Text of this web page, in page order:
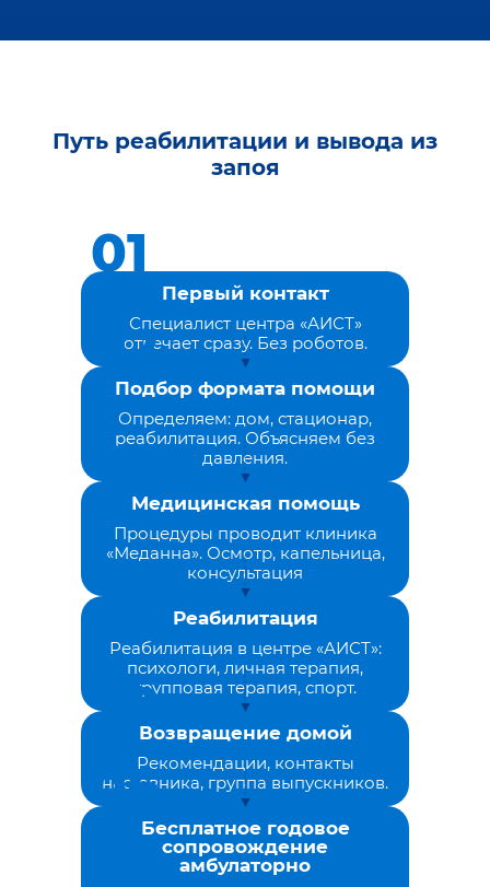
Путь реабилитации и вывода из
запоя
Первый контакт
Специалист центра «АИСТ»
отвечает сразу. Без роботов.
Подбор формата помощи
Определяем: дом, стационар,
реабилитация. Объясняем без
давления.
Медицинская помощь
Процедуры проводит клиника
«Меданна». Осмотр, капельница,
консультация
Реабилитация
Реабилитация в центре «АИСТ»:
психологи, личная терапия,
групповая терапия, спорт.
Возвращение домой
Рекомендации, контакты
наставника, группа выпускников.
Бесплатное годовое
сопровождение
амбулаторно